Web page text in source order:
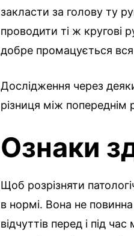
закласти за голову ту
проводити ті ж кругові
добре промацується
Дослідження через
різниця між попереднім
Ознаки
Щоб розрізняти
в нормі. Вона не
відчуттів перед і під